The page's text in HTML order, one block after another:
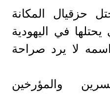
حزقيال المكانة
يحتلها في اليهودية
لا يرد صراحة
والمؤرخين